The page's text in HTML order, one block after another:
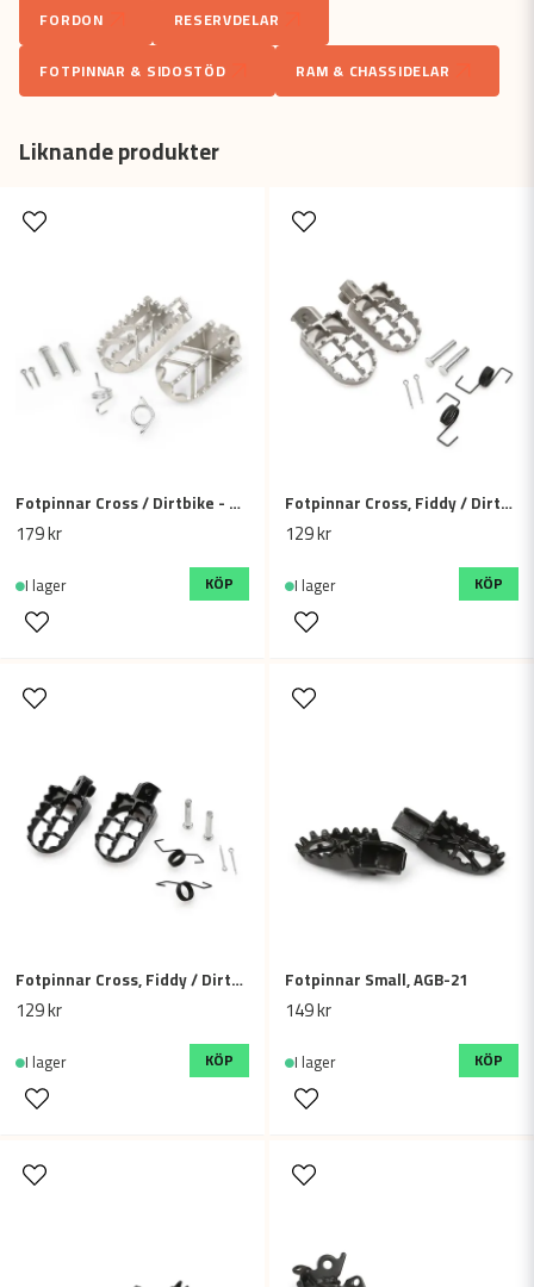
Liknande produkter
Fotpinnar Cross / Dirtbike - Rostfritt stål
179 kr
I lager KÖP
Fotpinnar Cross, Fiddy / Dirtbike
129 kr
I lager KÖP
Fotpinnar Cross, Fiddy / Dirtbike 90cc - 125cc - 250cc
129 kr
I lager KÖP
Fotpinnar Small, AGB-21
149 kr
I lager KÖP
name
Namn
Ja, ni får publicera min fråga
Skicka fråga
FORDON
RESERVDELAR
FOTPINNAR & SIDOSTÖD
RAM & CHASSIDELAR